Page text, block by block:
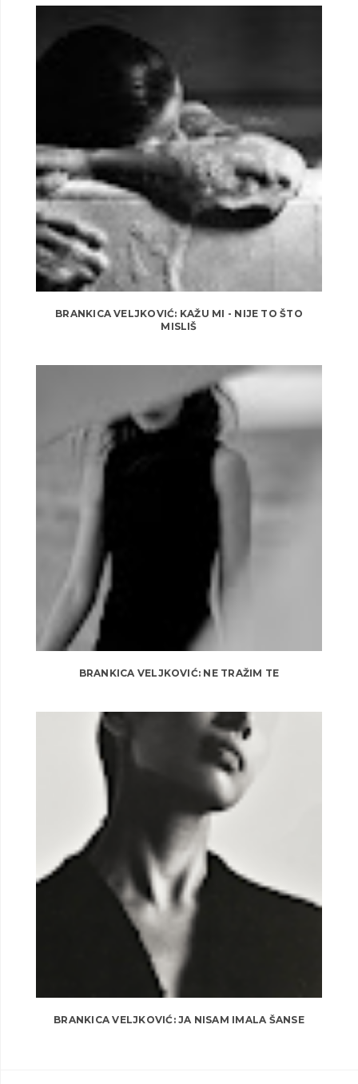
BRANKICA VELJKOVIĆ: KAŽU MI - NIJE TO ŠTO
MISLIŠ
BRANKICA VELJKOVIĆ: NE TRAŽIM TE
BRANKICA VELJKOVIĆ: JA NISAM IMALA ŠANSE